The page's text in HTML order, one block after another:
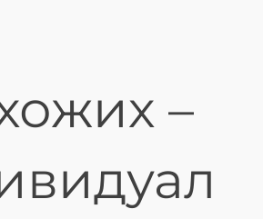
–